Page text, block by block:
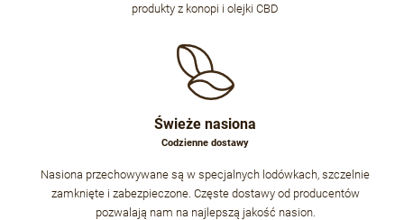
produkty z konopi i olejki CBD
Świeże nasiona
Codzienne dostawy
Nasiona przechowywane są w specjalnych lodówkach, szczelnie
zamknięte i zabezpieczone. Częste dostawy od producentów
pozwalają nam na najlepszą jakość nasion.